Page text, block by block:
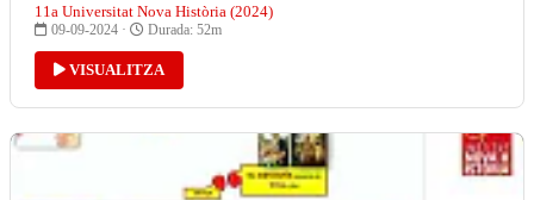
11a Universitat Nova Història (2024)
09-09-2024 · Durada: 52m
VISUALITZA